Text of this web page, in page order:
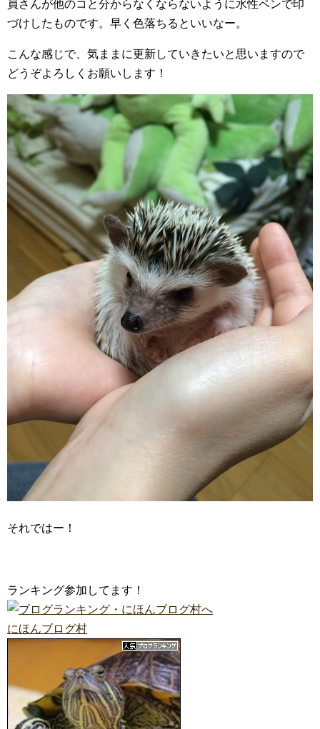
員さんが他のコと分からなくならないように水性ペンで印
づけしたものです。早く色落ちるといいなー。
こんな感じで、気ままに更新していきたいと思いますので
どうぞよろしくお願いします！
それではー！
ランキング参加してます！
にほんブログ村